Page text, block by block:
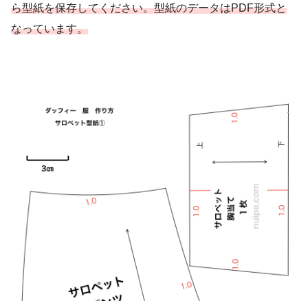
ら型紙を保存してください。型紙のデータはPDF形式と
なっています。